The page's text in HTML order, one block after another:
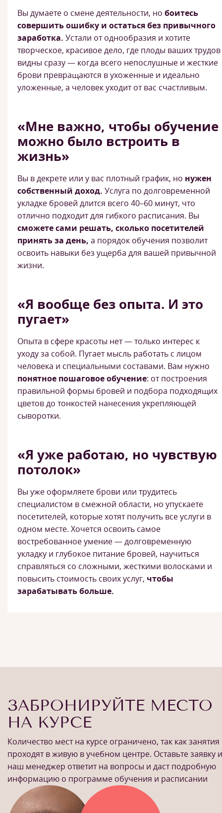
Вы думаете о смене деятельности, но боитесь
совершить ошибку и остаться без привычного
заработка. Устали от однообразия и хотите
творческое, красивое дело, где плоды ваших трудов
видны сразу — когда всего непослушные и жесткие
брови превращаются в ухоженные и идеально
уложенные, а человек уходит от вас счастливым.
«Мне важно, чтобы обучение
можно было встроить в
жизнь»
Вы в декрете или у вас плотный график, но нужен
собственный доход. Услуга по долговременной
укладке бровей длится всего 40–60 минут, что
отлично подходит для гибкого расписания. Вы
сможете сами решать, сколько посетителей
принять за день, а порядок обучения позволит
освоить навыки без ущерба для вашей привычной
жизни.
«Я вообще без опыта. И это
пугает»
Опыта в сфере красоты нет — только интерес к
уходу за собой. Пугает мысль работать с лицом
человека и специальными составами. Вам нужно
понятное пошаговое обучение: от построения
правильной формы бровей и подбора подходящих
цветов до тонкостей нанесения укрепляющей
сыворотки.
«Я уже работаю, но чувствую
потолок»
Вы уже оформляете брови или трудитесь
специалистом в смежной области, но упускаете
посетителей, которые хотят получить все услуги в
одном месте. Хочется освоить самое
востребованное умение — долговременную
укладку и глубокое питание бровей, научиться
справляться со сложными, жесткими волосками и
повысить стоимость своих услуг, чтобы
зарабатывать больше.
ЗАБРОНИРУЙТЕ МЕСТО
НА КУРСЕ
Количество мест на курсе ограничено, так как занятия
проходят в живую в учебном центре. Оставьте заявку и
наш менеджер ответит на вопросы и даст подробную
информацию о программе обучения и расписании